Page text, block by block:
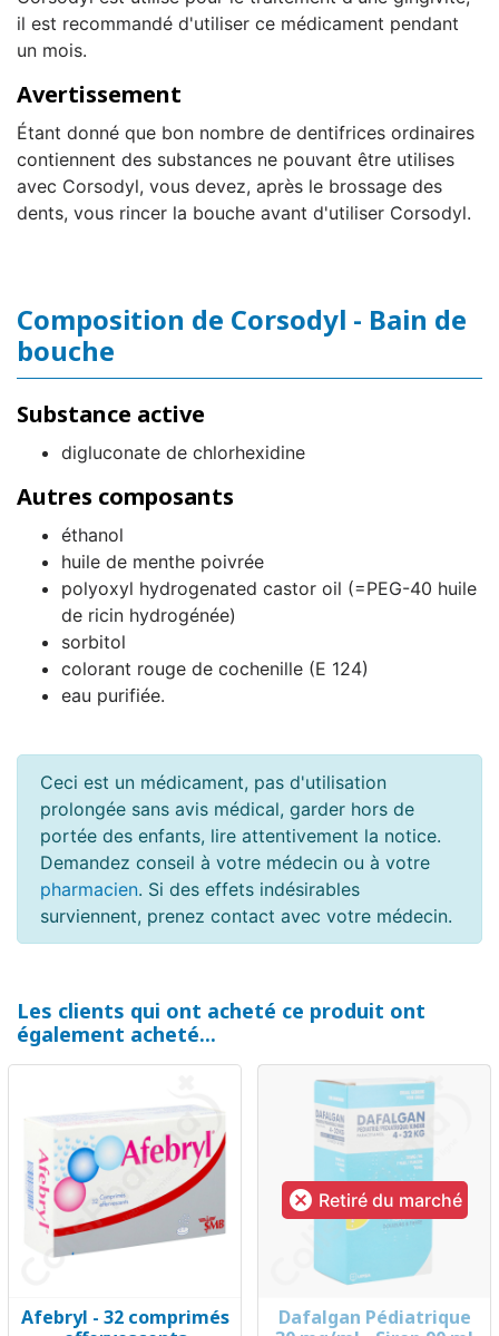
il est recommandé d'utiliser ce médicament pendant
un mois.
Avertissement
Étant donné que bon nombre de dentifrices ordinaires
contiennent des substances ne pouvant être utilises
avec Corsodyl, vous devez, après le brossage des
dents, vous rincer la bouche avant d'utiliser Corsodyl.
Composition de Corsodyl - Bain de
bouche
Substance active
digluconate de chlorhexidine
Autres composants
éthanol
huile de menthe poivrée
polyoxyl hydrogenated castor oil (=PEG-40 huile
de ricin hydrogénée)
sorbitol
colorant rouge de cochenille (E 124)
eau purifiée.
Ceci est un médicament, pas d'utilisation
prolongée sans avis médical, garder hors de
portée des enfants, lire attentivement la notice.
Demandez conseil à votre médecin ou à votre
pharmacien. Si des effets indésirables
surviennent, prenez contact avec votre médecin.
Les clients qui ont acheté ce produit ont
également acheté...
Afebryl - 32 comprimés
 Retiré du marché
Dafalgan Pédiatrique